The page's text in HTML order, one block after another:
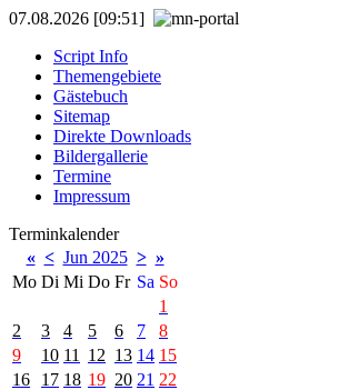
07.08.2026 [09:51]
Script Info
Themengebiete
Gästebuch
Sitemap
Direkte Downloads
Bildergallerie
Termine
Impressum
Terminkalender
« < Jun 2025 > »
Mo Di Mi Do Fr Sa So
1
2
3 4 5 6 7
8
9
10 11 12 13 14 15
16
17 18 19 20 21 22